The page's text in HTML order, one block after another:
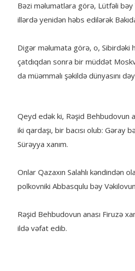
Bəzi məlumatlara görə, Lütfəli
illərdə yenidən həbs edilərək
Digər məlumata görə, o, Sibirdəki
çatdıqdan sonra bir müddət
da müəmmalı şəkildə dünyasını
Qeyd edək ki, Rəşid Behbudovun
iki qardaşı, bir bacısı olub: Gəray
Sürəyya xanım.
Onlar Qazaxın Salahlı kəndindən
polkovniki Abbasqulu bəy
Rəşid Behbudovun anası Firuzə
ildə vəfat edib.